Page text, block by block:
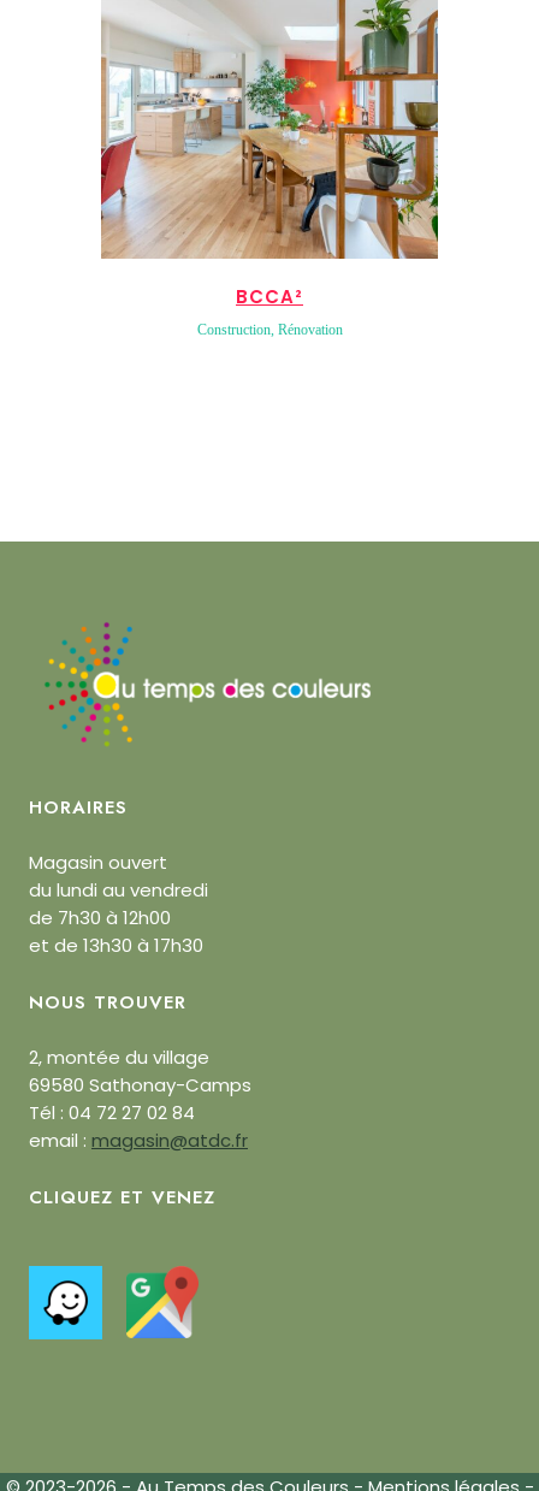
BCCA²
Construction, Rénovation
HORAIRES
Magasin ouvert
du lundi au vendredi
de 7h30 à 12h00
et de 13h30 à 17h30
NOUS TROUVER
2, montée du village
69580 Sathonay-Camps
Tél : 04 72 27 02 84
email : magasin@atdc.fr
CLIQUEZ ET VENEZ